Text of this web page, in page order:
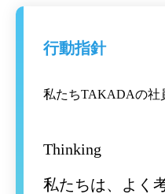
行動指針
私たちTAKADAの社
Thinking
私たちは、よく